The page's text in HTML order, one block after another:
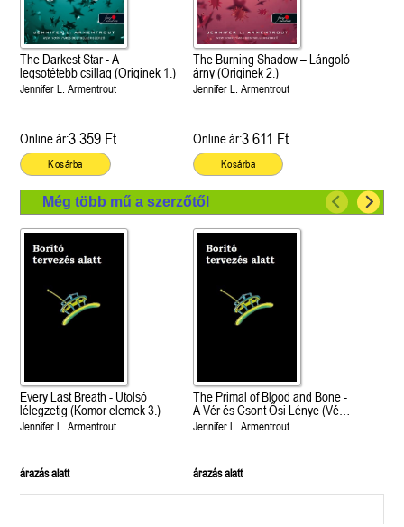
The Darkest Star - A
legsötétebb csillag (Originek 1.)
Jennifer L. Armentrout
Online ár:3 359 Ft
Kosárba
The Burning Shadow – Lángoló
árny (Originek 2.)
Jennifer L. Armentrout
Online ár:3 611 Ft
Kosárba
Még több mű a szerzőtől
Every Last Breath - Utolsó
lélegzetig (Komor elemek 3.)
Jennifer L. Armentrout
árazás alatt
The Primal of Blood and Bone -
A Vér és Csont Ősi Lénye (Vér
és hamu 6.)
Jennifer L. Armentrout
árazás alatt